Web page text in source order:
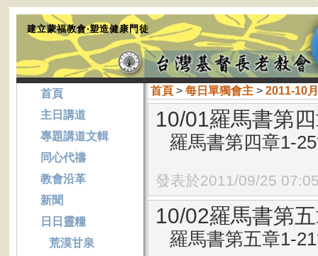
建立蒙福教會‧塑造健康門徒
首頁> 每日單獨會主> 2011-10月
10/01羅馬書第
羅馬書第四章1-
發表於2011/09/25
10/02羅馬書第
羅馬書第五章1-
首頁
主日講道
專題講道文輯
同心代禱
教會沿革
新聞
日日靈糧
荒漠甘泉